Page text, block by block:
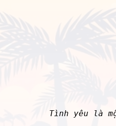
Tình yêu là